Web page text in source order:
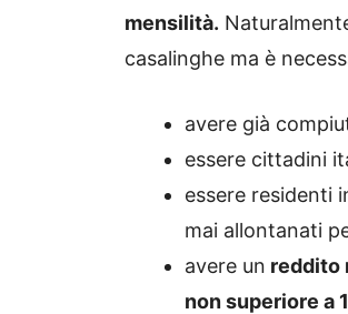
mensilità.
casalinghe ma è
avere già
essere cittadini
essere residenti
mai allontanati
avere un reddito
non superiore a